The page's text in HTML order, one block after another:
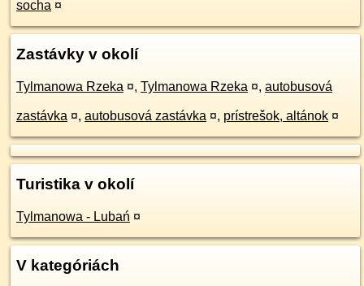
socha ¤
Zastávky v okolí
Tylmanowa Rzeka ¤, Tylmanowa Rzeka ¤, autobusová
zastávka ¤, autobusová zastávka ¤, prístrešok, altánok ¤
Turistika v okolí
Tylmanowa - Lubań ¤
V kategóriách